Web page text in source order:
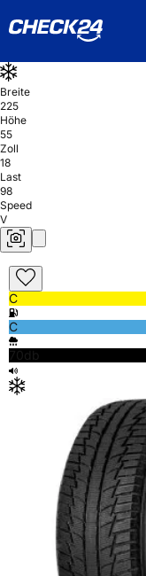
Breite
225
Höhe
55
Zoll
18
Last
98
Speed
V
C
C
70db